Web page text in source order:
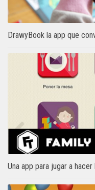
DrawyBook la app que
Una app para jugar a